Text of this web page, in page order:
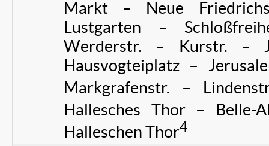
Markt – Neue
Lustgarten –
Werderstr. – Kurstr. –
Hausvogteiplatz –
Markgrafenstr. –
Hallesches Thor – Belle-
Halleschen Thor4